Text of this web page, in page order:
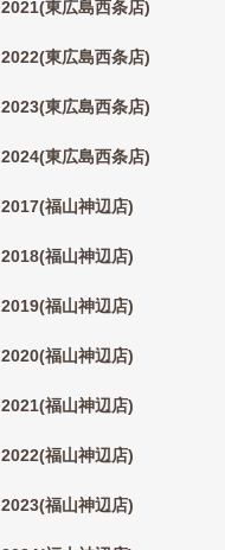
2021(東広島西条店)
2022(東広島西条店)
2023(東広島西条店)
2024(東広島西条店)
2017(福山神辺店)
2018(福山神辺店)
2019(福山神辺店)
2020(福山神辺店)
2021(福山神辺店)
2022(福山神辺店)
2023(福山神辺店)